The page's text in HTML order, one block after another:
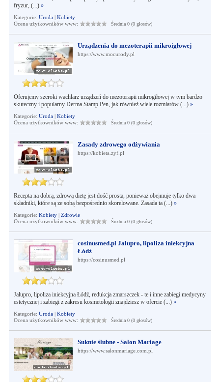
fryzur, (...) »
Kategorie: Uroda| Kobiety
Ocena użytkowników www:
Średnia 0 (0 głosów)
Urządzenia do mezoterapii mikroigłowej
https://www.mocurody.pl
Oferujemy szeroki wachlarz urządzeń do mezoterapii mikrogiłowej w tym bardzo
skuteczny i popularny Derma Stamp Pen, jak również wiele rozmiarów (...) »
Kategorie: Uroda| Kobiety
Ocena użytkowników www:
Średnia 0 (0 głosów)
Zasady zdrowego odżywiania
https://kobieta.zyf.pl
Recepta na dobrą, zdrową dietę jest dość prosta, ponieważ obejmuje tylko dwa
składniki, które są ze sobą bezpośrednio skorelowane. Zasada ta (...) »
Kategorie: Kobiety| Zdrowie
Ocena użytkowników www:
Średnia 0 (0 głosów)
cosinusmed.pl Jalupro, lipoliza iniekcyjna
Łódź
https://cosinusmed.pl
Jalupro, lipoliza iniekcyjna Łódź, redukcja zmarszczek - te i inne zabiegi medycyny
estetycznej i zabiegi z zakresu kosmetologii znajdziesz w ofercie (...) »
Kategorie: Uroda| Kobiety
Ocena użytkowników www:
Średnia 0 (0 głosów)
Suknie ślubne - Salon Mariage
https://www.salonmariage.com.pl